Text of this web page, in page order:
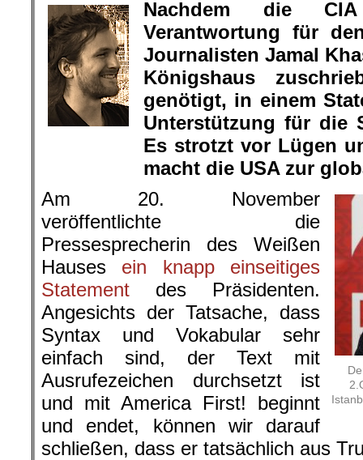
Nachdem die
Verantwortung für
Journalisten Jamal
Königshaus
genötigt, in einem
Unterstützung für die
Es strotzt vor Lügen
macht die USA zur
Am 20. November
veröffentlichte die
Pressesprecherin des Weißen
Hauses ein knapp einseitiges
Statement des Präsidenten.
Angesichts der Tatsache, dass
Syntax und Vokabular sehr
einfach sind, der Text mit
Ausrufezeichen durchsetzt ist
und mit America First! beginnt
und endet, können wir darauf
schließen, dass er tatsächlich aus